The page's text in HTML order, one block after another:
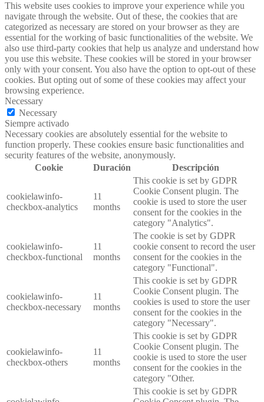
This website uses cookies to improve your experience while you
navigate through the website. Out of these, the cookies that are
categorized as necessary are stored on your browser as they are
essential for the working of basic functionalities of the website. We
also use third-party cookies that help us analyze and understand how
you use this website. These cookies will be stored in your browser
only with your consent. You also have the option to opt-out of these
cookies. But opting out of some of these cookies may affect your
browsing experience.
Necessary
Necessary
Siempre activado
Necessary cookies are absolutely essential for the website to
function properly. These cookies ensure basic functionalities and
security features of the website, anonymously.
Cookie
Duración Descripción
cookielawinfo-
checkbox-analytics
11
months
This cookie is set by GDPR
Cookie Consent plugin. The
cookie is used to store the user
consent for the cookies in the
category "Analytics".
cookielawinfo-
checkbox-functional
11
months
The cookie is set by GDPR
cookie consent to record the user
consent for the cookies in the
category "Functional".
cookielawinfo-
checkbox-necessary
11
months
This cookie is set by GDPR
Cookie Consent plugin. The
cookies is used to store the user
consent for the cookies in the
category "Necessary".
cookielawinfo-
checkbox-others
11
months
This cookie is set by GDPR
Cookie Consent plugin. The
cookie is used to store the user
consent for the cookies in the
category "Other.
This cookie is set by GDPR